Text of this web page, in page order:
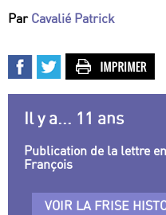
Par Cavalié Patrick
Il y a... 11 ans
Publication de la lettre
François
VOIR LA FRISE